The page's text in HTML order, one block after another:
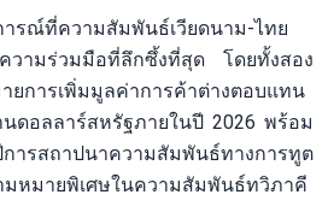
รณ์ที่ความสัมพันธ์เวียดนาม-ไทย
ความร่วมมือที่ลึกซึ้งที่สุด โดยทั้งสอง
ยการเพิ่มมูลค่าการค้าต่างตอบแทน
อลลาร์สหรัฐภายในปี 2026 พร้อม
ารสถาปนาความสัมพันธ์ทางการทูต
หมายพิเศษในความสัมพันธ์ทวิภาคี